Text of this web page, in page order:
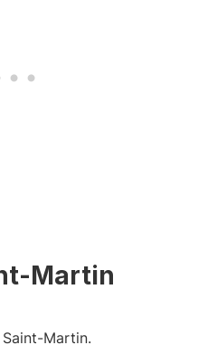
Martin